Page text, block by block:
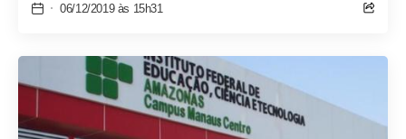
06/12/2019 às 15h31